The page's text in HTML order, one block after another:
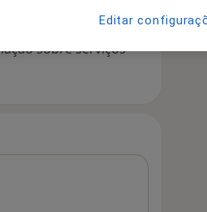
sobre serviços
Editar